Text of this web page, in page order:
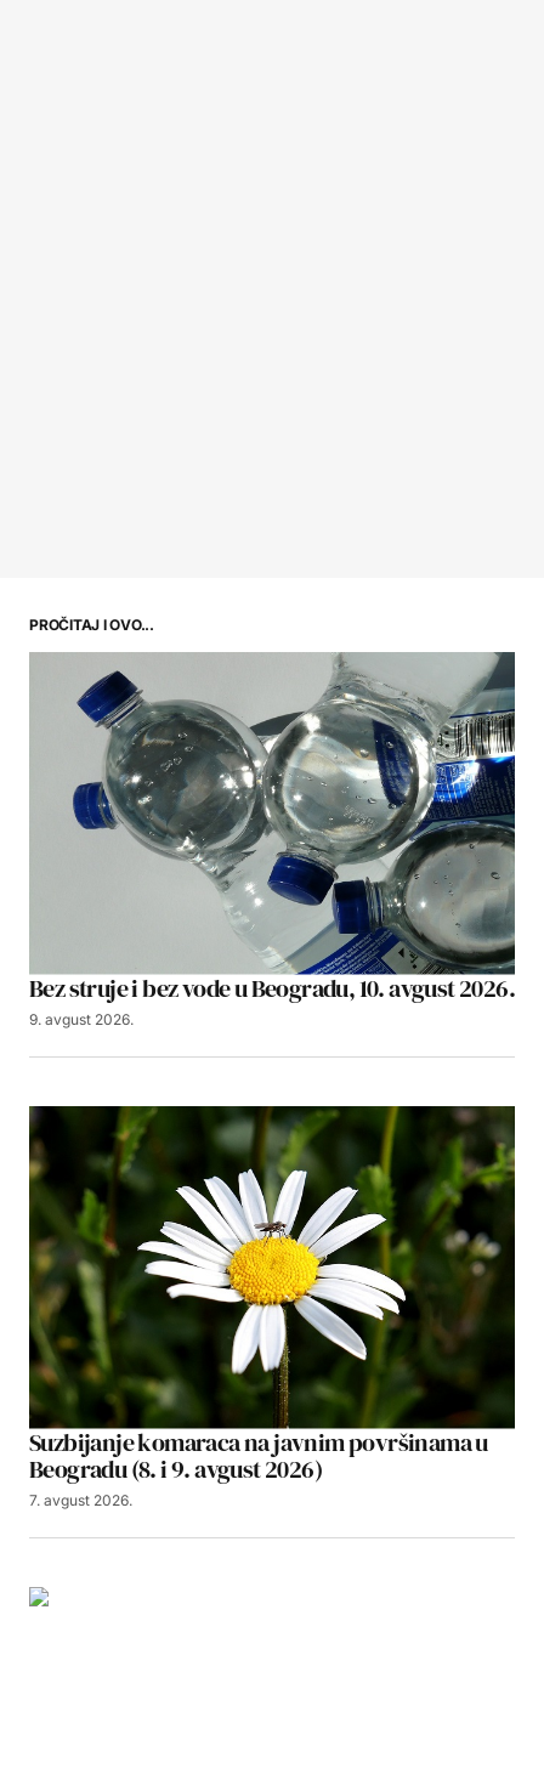
PROČITAJ I OVO...
Bez struje i bez vode u Beogradu, 10. avgust 2026.
9. avgust 2026.
Suzbijanje komaraca na javnim površinama u
Beogradu (8. i 9. avgust 2026)
7. avgust 2026.